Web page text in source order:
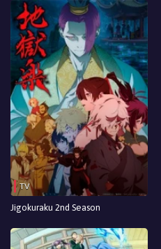
TV
Jigokuraku 2nd Season